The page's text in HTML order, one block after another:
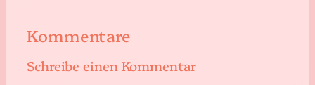
Kommentare
Schreibe einen Kommentar